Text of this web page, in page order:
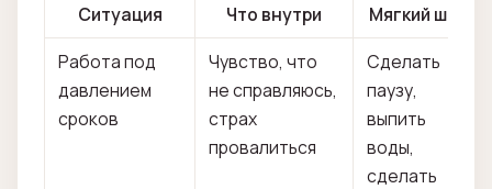
Ситуация Что внутри
Мягкий шаг
Работа под
давлением
сроков
Чувство, что
не справляюсь,
страх
провалиться
Сделать
паузу,
выпить
воды,
сделать